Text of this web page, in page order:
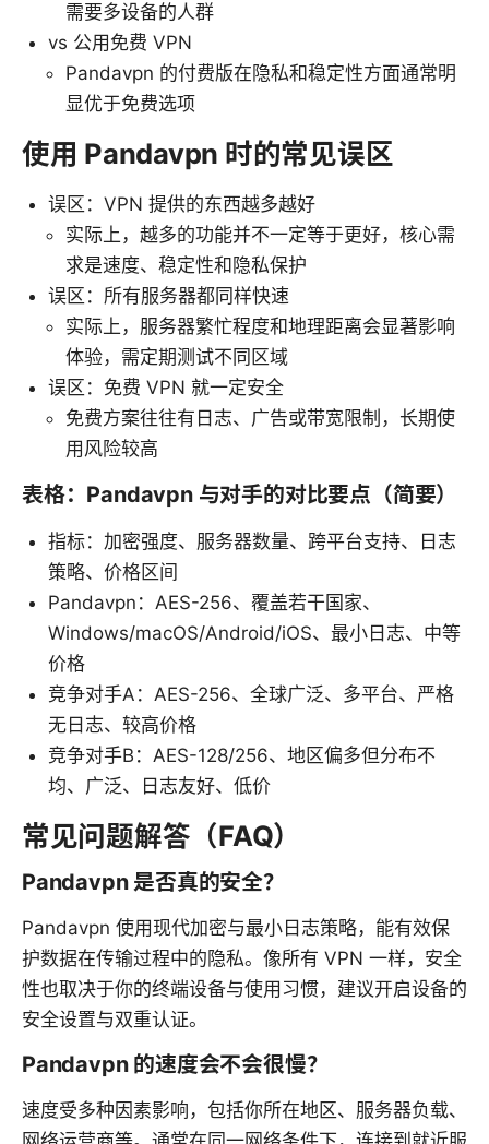
需要多设备的人群
vs 公用免费 VPN
Pandavpn 的付费版在隐私和稳定性方面通常明
显优于免费选项
使用 Pandavpn 时的常见误区
误区：VPN 提供的东西越多越好
实际上，越多的功能并不一定等于更好，核心需
求是速度、稳定性和隐私保护
误区：所有服务器都同样快速
实际上，服务器繁忙程度和地理距离会显著影响
体验，需定期测试不同区域
误区：免费 VPN 就一定安全
免费方案往往有日志、广告或带宽限制，长期使
用风险较高
表格：Pandavpn 与对手的对比要点（简要）
指标：加密强度、服务器数量、跨平台支持、日志
策略、价格区间
Pandavpn：AES-256、覆盖若干国家、
Windows/macOS/Android/iOS、最小日志、中等
价格
竞争对手A：AES-256、全球广泛、多平台、严格
无日志、较高价格
竞争对手B：AES-128/256、地区偏多但分布不
均、广泛、日志友好、低价
常见问题解答（FAQ）
Pandavpn 是否真的安全？
Pandavpn 使用现代加密与最小日志策略，能有效保
护数据在传输过程中的隐私。像所有 VPN 一样，安全
性也取决于你的终端设备与使用习惯，建议开启设备的
安全设置与双重认证。
Pandavpn 的速度会不会很慢？
速度受多种因素影响，包括你所在地区、服务器负载、